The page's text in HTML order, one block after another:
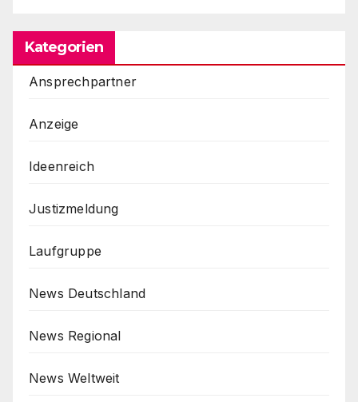
Kategorien
Ansprechpartner
Anzeige
Ideenreich
Justizmeldung
Laufgruppe
News Deutschland
News Regional
News Weltweit